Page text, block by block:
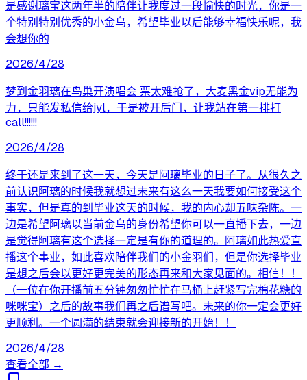
是感谢璃宝这两年半的陪伴让我度过一段愉快的时光，你是一
个特别特别优秀的小金乌，希望毕业以后能够幸福快乐呢，我
会想你的
2026/4/28
梦到金羽璃在鸟巢开演唱会 票太难抢了，大麦黑金vip无能为
力，只能发私信给jyl，于是被开后门，让我站在第一排打
call!!!!!!
2026/4/28
终于还是来到了这一天，今天是阿璃毕业的日子了。从很久之
前认识阿璃的时候我就想过未来有这么一天我要如何接受这个
事实，但是真的到毕业这天的时候，我的内心却五味杂陈。一
边是希望阿璃以当前金乌的身份希望你可以一直播下去，一边
是觉得阿璃有这个选择一定是有你的道理的。阿璃如此热爱直
播这个事业，如此喜欢陪伴我们的小金羽们，但是你选择毕业
是想之后会以更好更完美的形态再来和大家见面的。相信！！
（一位在你开播前五分钟匆匆忙忙在马桶上赶紧写完棉花糖的
咪咪宝）之后的故事我们再之后谱写吧。未来的你一定会更好
更顺利。一个圆满的结束就会迎接新的开始！！
2026/4/28
查看全部 →